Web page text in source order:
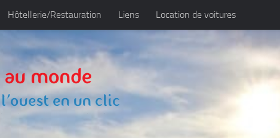
Hôtellerie/Restauration Liens Location de voitures